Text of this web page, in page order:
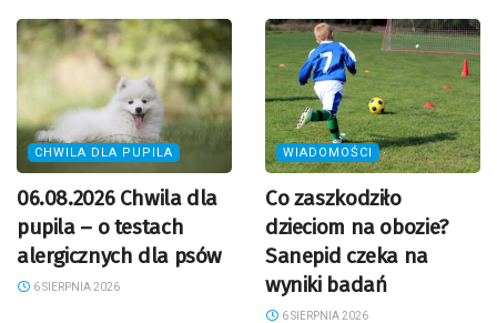
CHWILA DLA PUPILA
06.08.2026 Chwila dla
pupila – o testach
alergicznych dla psów
6 SIERPNIA 2026
WIADOMOŚCI
Co zaszkodziło
dzieciom na obozie?
Sanepid czeka na
wyniki badań
6 SIERPNIA 2026